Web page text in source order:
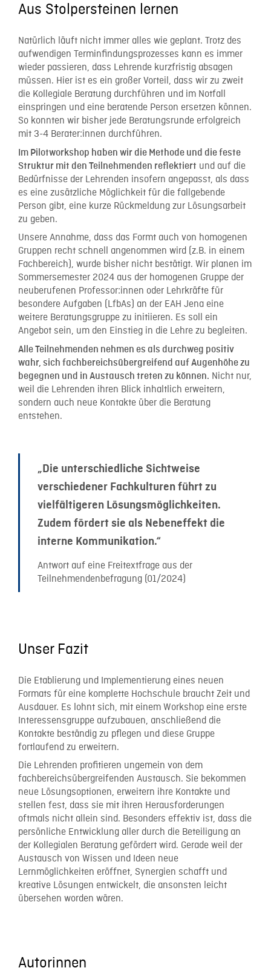
Aus Stolpersteinen lernen
Natürlich läuft nicht immer alles wie geplant. Trotz des
aufwendigen Terminfindungsprozesses kann es immer
wieder passieren, dass Lehrende kurzfristig absagen
müssen. Hier ist es ein großer Vorteil, dass wir zu zweit
die Kollegiale Beratung durchführen und im Notfall
einspringen und eine beratende Person ersetzen können.
So konnten wir bisher jede Beratungsrunde erfolgreich
mit 3-4 Berater:innen durchführen.
Im Pilotworkshop haben wir die Methode und die feste
Struktur mit den Teilnehmenden reflektiert und auf die
Bedürfnisse der Lehrenden insofern angepasst, als dass
es eine zusätzliche Möglichkeit für die fallgebende
Person gibt, eine kurze Rückmeldung zur Lösungsarbeit
zu geben.
Unsere Annahme, dass das Formt auch von homogenen
Gruppen recht schnell angenommen wird (z.B. in einem
Fachbereich), wurde bisher nicht bestätigt. Wir planen im
Sommersemester 2024 aus der homogenen Gruppe der
neuberufenen Professor:innen oder Lehrkräfte für
besondere Aufgaben (LfbAs) an der EAH Jena eine
weitere Beratungsgruppe zu initiieren. Es soll ein
Angebot sein, um den Einstieg in die Lehre zu begleiten.
Alle Teilnehmenden nehmen es als durchweg positiv
wahr, sich fachbereichsübergreifend auf Augenhöhe zu
begegnen und in Austausch treten zu können. Nicht nur,
weil die Lehrenden ihren Blick inhaltlich erweitern,
sondern auch neue Kontakte über die Beratung
entstehen.
„Die unterschiedliche Sichtweise
verschiedener Fachkulturen führt zu
vielfältigeren Lösungsmöglichkeiten.
Zudem fördert sie als Nebeneffekt die
interne Kommunikation.“
Antwort auf eine Freitextfrage aus der
Teilnehmendenbefragung (01/2024)
Unser Fazit
Die Etablierung und Implementierung eines neuen
Formats für eine komplette Hochschule braucht Zeit und
Ausdauer. Es lohnt sich, mit einem Workshop eine erste
Interessensgruppe aufzubauen, anschließend die
Kontakte beständig zu pflegen und diese Gruppe
fortlaufend zu erweitern.
Die Lehrenden profitieren ungemein von dem
fachbereichsübergreifenden Austausch. Sie bekommen
neue Lösungsoptionen, erweitern ihre Kontakte und
stellen fest, dass sie mit ihren Herausforderungen
oftmals nicht allein sind. Besonders effektiv ist, dass die
persönliche Entwicklung aller durch die Beteiligung an
der Kollegialen Beratung gefördert wird. Gerade weil der
Austausch von Wissen und Ideen neue
Lernmöglichkeiten eröffnet, Synergien schafft und
kreative Lösungen entwickelt, die ansonsten leicht
übersehen worden wären.
Autorinnen